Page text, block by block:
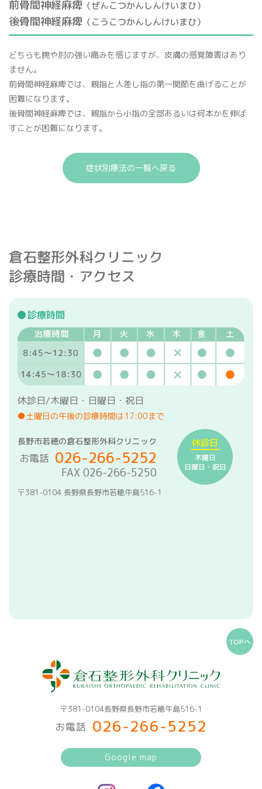
前骨間神経麻痺 （ぜんこつかんしんけいまひ）
後骨間神経麻痺 （こうこつかんしんけいまひ）
どちらも腕や肘の強い痛みを感じますが、皮膚の感覚障害はあり
ません。
前骨間神経麻痺では、親指と人差し指の第一関節を曲げることが
困難になります。
後骨間神経麻痺では、親指から小指の全部あるいは何本かを伸ば
すことが困難になります。
症状別療法の一覧へ戻る
倉石整形外科クリニック
診療時間・アクセス
診療時間
休診日/木曜日・日曜日・祝日
●土曜日の午後の診療時間は17:00まで
長野市若穂の倉石整形外科クリニック
お電話 026-266-5252
FAX 026-266-5250
〒381-0104 長野県長野市若穂牛島516-1
休診日
木曜日
日曜日・祝日
TOPへ
〒381-0104長野県長野市若穂牛島516-1
お電話 026-266-5252
Google map